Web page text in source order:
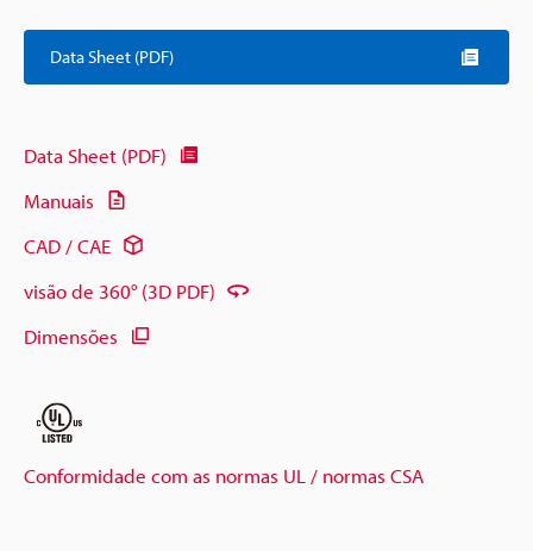
Data Sheet (PDF)
Data Sheet (PDF)
Manuais
CAD / CAE
visão de 360° (3D PDF)
Dimensões
Conformidade com as normas UL / normas CSA